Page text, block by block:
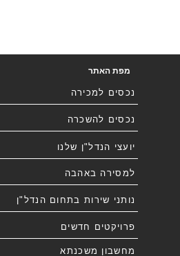
מפת האתר
נכסים למכירה
נכסים להשכרה
יועצי הנדל"ן שלנו
למסירה באהבה
נותני שירות בתחום הנדל"ן
פרויקטים חדשים
מחשבון משכנתא